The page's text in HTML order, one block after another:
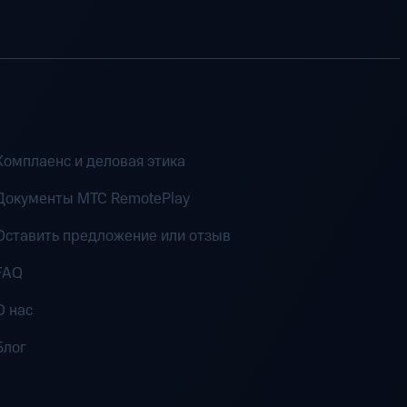
и деловая этика
MTC RemotePlay
предложение или отзыв
нас